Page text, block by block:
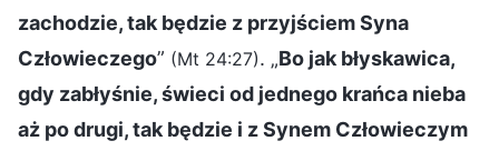
zachodzie, tak będzie z przyjściem Syna
Człowieczego” (Mt 24:27). „Bo jak błyskawica,
gdy zabłyśnie, świeci od jednego krańca nieba
aż po drugi, tak będzie i z Synem Człowieczym